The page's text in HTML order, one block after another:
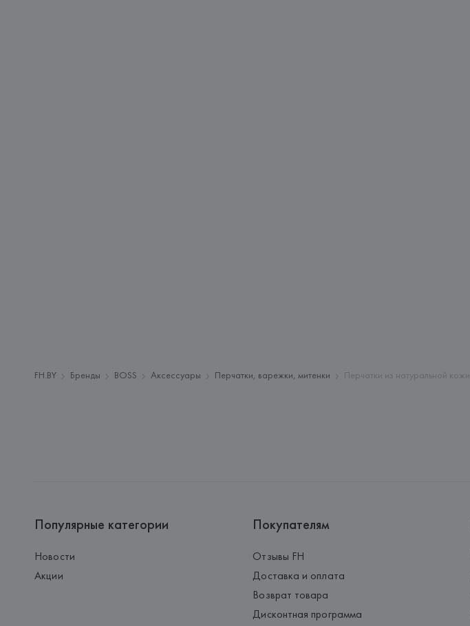
FH.BY Бренды BOSS Аксессуары Перчатки, варежки, митенки Перчатки из натуральной кожи
Популярные категории
Новости
Акции
Покупателям
Отзывы FH
Доставка и оплата
Возврат товара
Дисконтная программа